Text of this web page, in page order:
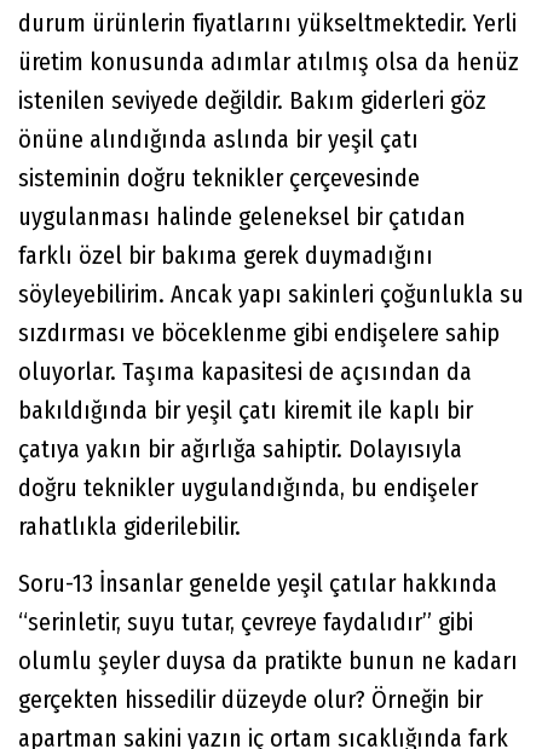
durum ürünlerin fiyatlarını yükseltmektedir. Yerli
üretim konusunda adımlar atılmış olsa da henüz
istenilen seviyede değildir. Bakım giderleri göz
önüne alındığında aslında bir yeşil çatı
sisteminin doğru teknikler çerçevesinde
uygulanması halinde geleneksel bir çatıdan
farklı özel bir bakıma gerek duymadığını
söyleyebilirim. Ancak yapı sakinleri çoğunlukla su
sızdırması ve böceklenme gibi endişelere sahip
oluyorlar. Taşıma kapasitesi de açısından da
bakıldığında bir yeşil çatı kiremit ile kaplı bir
çatıya yakın bir ağırlığa sahiptir. Dolayısıyla
doğru teknikler uygulandığında, bu endişeler
rahatlıkla giderilebilir.
Soru-13 İnsanlar genelde yeşil çatılar hakkında
“serinletir, suyu tutar, çevreye faydalıdır” gibi
olumlu şeyler duysa da pratikte bunun ne kadarı
gerçekten hissedilir düzeyde olur? Örneğin bir
apartman sakini yazın iç ortam sıcaklığında fark